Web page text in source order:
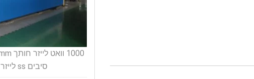
סיבים ss לייזר חיתוך מכונת מחיר